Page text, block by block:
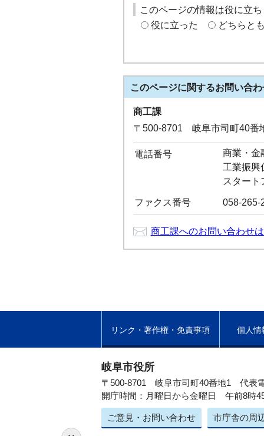
このページの情報は役に立
役に立った
どちらと
このページに関するお問い合わ
商工課
〒500-8701 岐阜市司町40
電話番号
商業・金
工業振興
スタート
ファクス番号 058-265-
商工課へのお問い合わせ
リンク・著作権・免責事項 個人情
岐阜市役所
〒500-8701 岐阜市司町40番地1 代表
開庁時間：月曜日から金曜日 午前8時
ご意見・お問い合わせ 市庁舎の周